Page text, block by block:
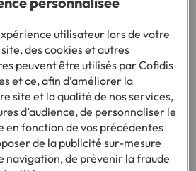
son budget
l’espace et facilitez la
des meubles imposants
plaisent plus.
frais, rejoignez la tendance du
Repeindre de vieilles chaises,
avec des planches de bois,
tête de lit... Vous trouverez de
internet pour vous inspirer.
utilisateur lors de votre
des cookies et autres
peuvent être utilisés par Cofidis
et ce, afin d’améliorer la
site et la qualité de nos services,
d’audience, de personnaliser le
en fonction de vos précédentes
de la publicité sur-mesure
navigation, de prévenir la fraude